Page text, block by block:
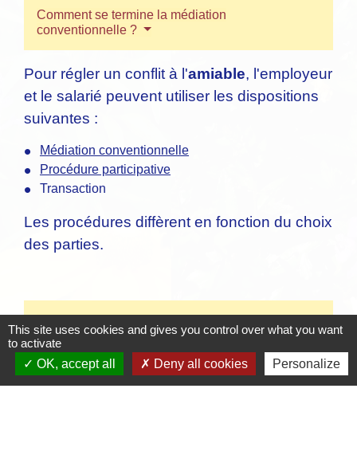
Comment se termine la médiation
conventionnelle ?
Pour régler un conflit à l'amiable, l'employeur
et le salarié peuvent utiliser les dispositions
suivantes :
Médiation conventionnelle
Procédure participative
Transaction
Les procédures diffèrent en fonction du choix
des parties.
Signaler une erreur sur cette page
This site uses cookies and gives you control over what you want
to activate
OK, accept all
Deny all cookies Personalize